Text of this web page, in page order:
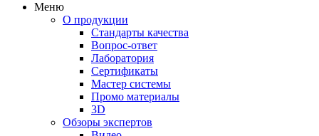
Меню
О продукции
Стандарты качества
Вопрос-ответ
Лаборатория
Сертификаты
Мастер системы
Промо материалы
3D
Обзоры экспертов